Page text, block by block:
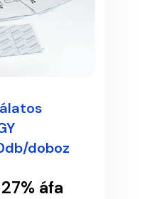
doboz
áfa